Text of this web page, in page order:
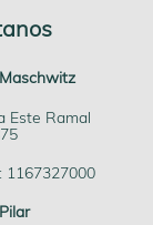
Este Ramal
1167327000